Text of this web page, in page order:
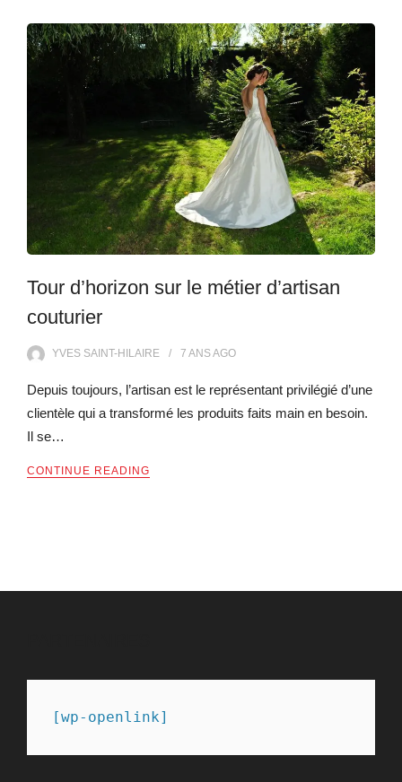
Tour d’horizon sur le métier d’artisan
couturier
YVES SAINT-HILAIRE 7 ANSAGO
Depuis toujours, l’artisan est le représentant privilégié d’une
clientèle qui a transformé les produits faits main en besoin.
Il se…
CONTINUE READING
[wp-openlink]